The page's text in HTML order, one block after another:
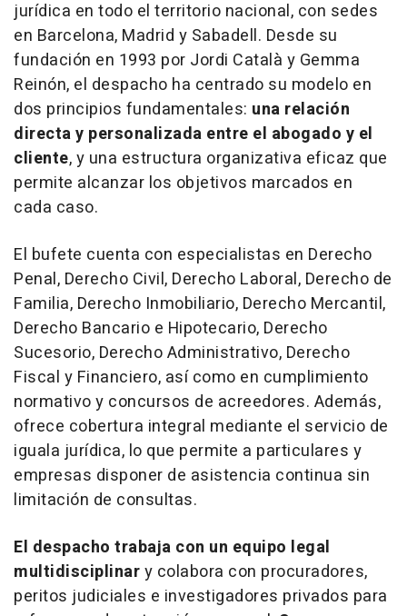
jurídica en todo el territorio nacional, con sedes
en Barcelona, Madrid y Sabadell. Desde su
fundación en 1993 por Jordi Català y Gemma
Reinón, el despacho ha centrado su modelo en
dos principios fundamentales: una relación
directa y personalizada entre el abogado y el
cliente, y una estructura organizativa eficaz que
permite alcanzar los objetivos marcados en
cada caso.
El bufete cuenta con especialistas en Derecho
Penal, Derecho Civil, Derecho Laboral, Derecho de
Familia, Derecho Inmobiliario, Derecho Mercantil,
Derecho Bancario e Hipotecario, Derecho
Sucesorio, Derecho Administrativo, Derecho
Fiscal y Financiero, así como en cumplimiento
normativo y concursos de acreedores. Además,
ofrece cobertura integral mediante el servicio de
iguala jurídica, lo que permite a particulares y
empresas disponer de asistencia continua sin
limitación de consultas.
El despacho trabaja con un equipo legal
multidisciplinary colabora con procuradores,
peritos judiciales e investigadores privados para